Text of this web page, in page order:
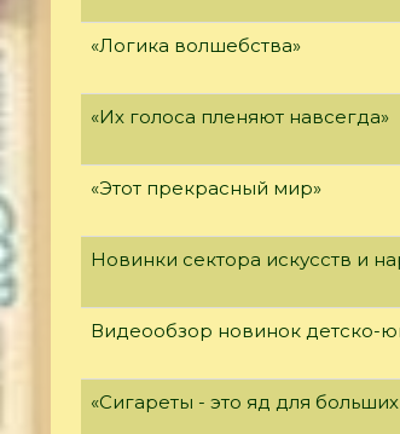
«Логика волшебства»
«Их голоса пленяют навсегда»
«Этот прекрасный мир»
Новинки сектора искусств и
Видеообзор новинок детско-
«Сигареты - это яд для